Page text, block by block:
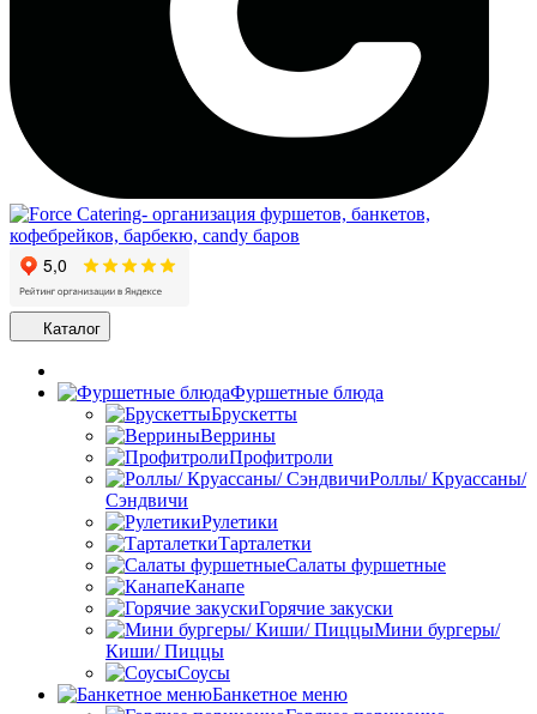
Каталог
Фуршетные блюда
Брускетты
Веррины
Профитроли
Роллы/ Круассаны/
Сэндвичи
Рулетики
Тарталетки
Салаты фуршетные
Канапе
Горячие закуски
Мини бургеры/
Киши/ Пиццы
Соусы
Банкетное меню